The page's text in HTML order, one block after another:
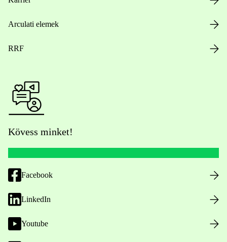
Arculati elemek
RRF
Kövess minket!
Facebook
LinkedIn
Youtube